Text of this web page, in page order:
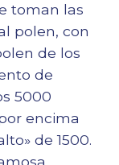
toman las
polen, con
de los
de
5000
encima
de 1500.